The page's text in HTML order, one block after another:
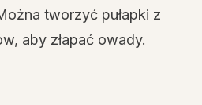
tworzyć pułapki z
aby złapać owady.